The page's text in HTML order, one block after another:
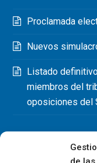
Proclamada
Nuevos
Listado
miembros del
oposiciones del